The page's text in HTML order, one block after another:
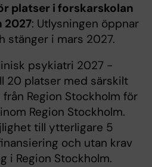
platser i forskarskolan
2027: Utlysningen öppnar
stänger i mars 2027.
psykiatri 2027 -
20 platser med särskilt
Region Stockholm för
Region Stockholm.
till ytterligare 5
och utan krav
i Region Stockholm.